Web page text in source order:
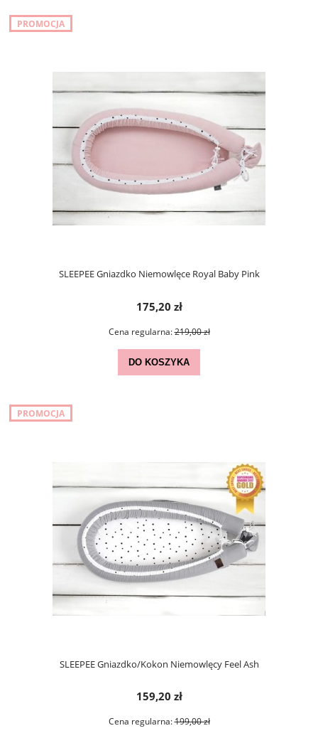
SLEEPEE Gniazdko Niemowlęce Royal Baby Pink
175,20 zł
Cena regularna:219,00 zł
DO KOSZYKA
PROMOCJA
SLEEPEE Gniazdko/Kokon Niemowlęcy Feel Ash
159,20 zł
Cena regularna:199,00 zł
PROMOCJA